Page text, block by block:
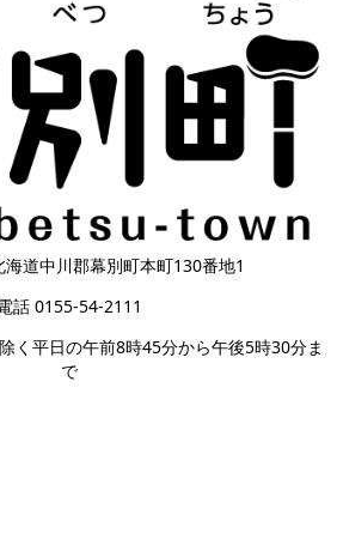
道中川郡幕別町本町130番地1
話 0155-54-2111
く平日の午前8時45分から午後5時30分ま
で